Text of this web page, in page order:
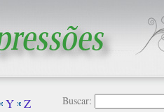
Y Z Buscar: